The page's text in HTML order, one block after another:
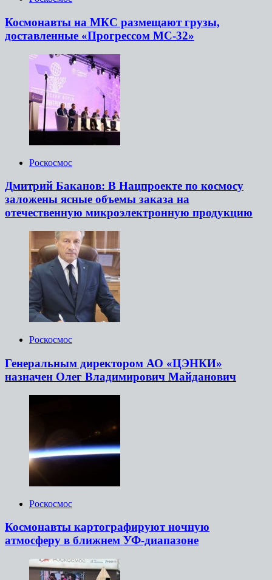
Космонавты на МКС размещают грузы,
доставленные «Прогрессом МС-32»
Роскосмос
Дмитрий Баканов: В Нацпроекте по космосу
заложены ясные объемы заказа на
отечественную микроэлектронную продукцию
Роскосмос
Генеральным директором АО «ЦЭНКИ»
назначен Олег Владимирович Майданович
Роскосмос
Космонавты картографируют ночную
атмосферу в ближнем УФ-диапазоне